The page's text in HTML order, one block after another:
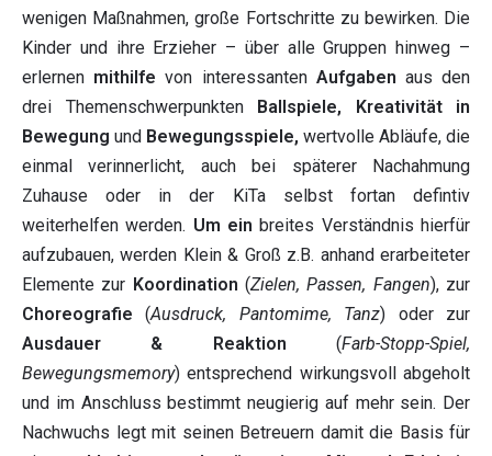
wenigen Maßnahmen, große Fortschritte zu bewirken. Die
Kinder und ihre Erzieher – über alle Gruppen hinweg –
erlernen mithilfe von interessanten Aufgaben aus den
drei ThemenschwerpunktenBallspiele, Kreativität in
Bewegung und Bewegungsspiele, wertvolle Abläufe, die
einmal verinnerlicht, auch bei späterer Nachahmung
Zuhause oder in der KiTa selbst fortan defintiv
weiterhelfen werden. Um einbreites Verständnis hierfür
aufzubauen, werden Klein & Groß z.B. anhand erarbeiteter
Elemente zur Koordination (Zielen, Passen, Fangen), zur
Choreografie(Ausdruck, Pantomime, Tanz) oder zur
Ausdauer & Reaktion (Farb-Stopp-Spiel,
Bewegungsmemory) entsprechend wirkungsvoll abgeholt
und im Anschluss bestimmt neugierig auf mehr sein. Der
Nachwuchs legt mit seinen Betreuern damit die Basis für